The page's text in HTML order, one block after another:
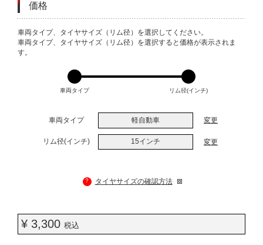
価格
VARIATIONS
車両タイプ、タイヤサイズ（リム径）を選択してください。
車両タイプ、タイヤサイズ（リム径）を選択すると価格が表示されま
す。
車両タイプ リム径(インチ)
車両タイプ 軽自動車 変更
リム径(インチ) 15インチ 変更
? タイヤサイズの確認方法
¥ 3,300 税込